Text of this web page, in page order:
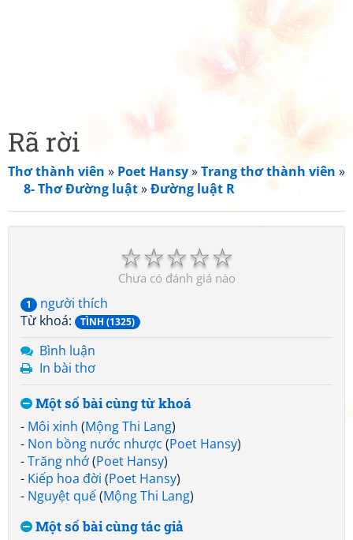
Rã rời
Thơ thành viên » Poet Hansy»Trang thơ thành viên »
8- Thơ Đường luật»Đường luật R
☆
☆
☆
☆
☆
Chưa có đánh giá nào
1
người thích
Từ khoá:
TÌNH (1325)
Bình luận
In bài thơ
Một số bài cùng từ khoá
- Môi xinh (Mộng Thi Lang)
- Non bồng nước nhược (Poet Hansy)
-Trăng nhớ(Poet Hansy)
- Kiếp hoa đời (Poet Hansy)
- Nguyệt quế(Mộng Thi Lang)
Một số bài cùng tác giả